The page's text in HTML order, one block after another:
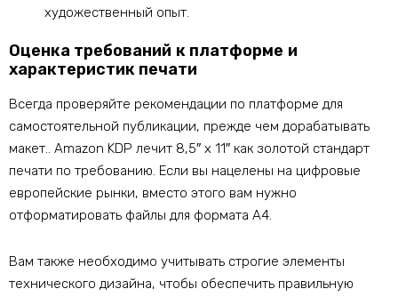
художественный опыт.
Оценка требований к платформе и
характеристик печати
Всегда проверяйте рекомендации по платформе для
самостоятельной публикации, прежде чем дорабатывать
макет.. Amazon KDP лечит 8,5″ х 11″ как золотой стандарт
печати по требованию. Если вы нацелены на цифровые
европейские рынки, вместо этого вам нужно
отформатировать файлы для формата А4.
Вам также необходимо учитывать строгие элементы
технического дизайна, чтобы обеспечить правильную